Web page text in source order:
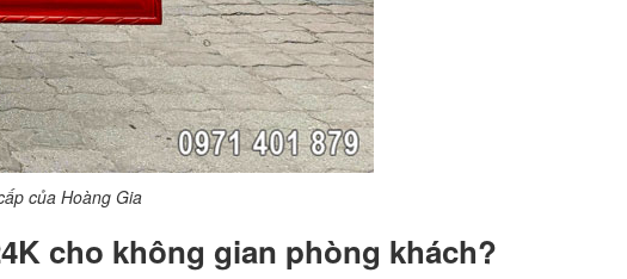
của Hoàng Gia
cho không gian phòng khách?